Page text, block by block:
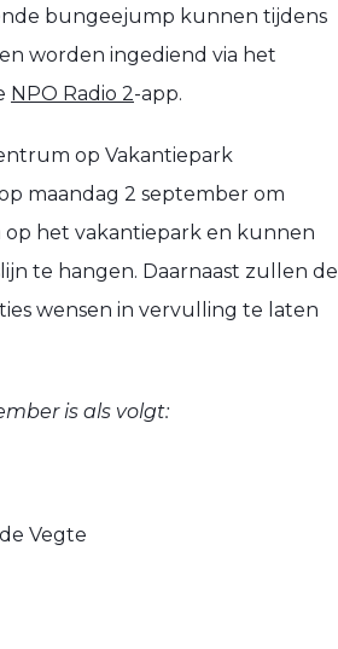
bungeejump kunnen tijdens
worden ingediend via het
NPO Radio 2-app.
op Vakantiepark
maandag 2 september om
op het vakantiepark en kunnen
te hangen. Daarnaast zullen de
wensen in vervulling te laten
is als volgt:
Vegte